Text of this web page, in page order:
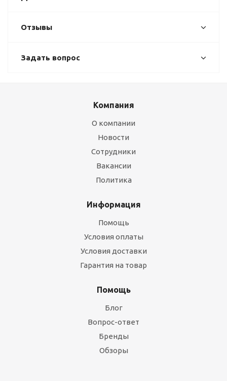
Отзывы
Задать вопрос
Компания
О компании
Новости
Сотрудники
Вакансии
Политика
Информация
Помощь
Условия оплаты
Условия доставки
Гарантия на товар
Помощь
Блог
Вопрос-ответ
Бренды
Обзоры